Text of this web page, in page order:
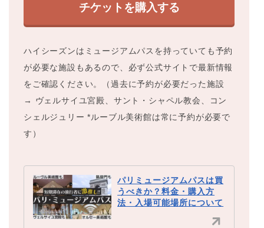
チケットを購入する
ハイシーズンはミュージアムパスを持っていても予約
が必要な施設もあるので、必ず公式サイトで最新情報
をご確認ください。（過去に予約が必要だった施設
→ ヴェルサイユ宮殿、サント・シャペル教会、コン
シェルジュリー *ルーブル美術館は常に予約が必要で
す）
パリミュージアムパスは買
うべきか？料金・購入方
法・入場可能場所について